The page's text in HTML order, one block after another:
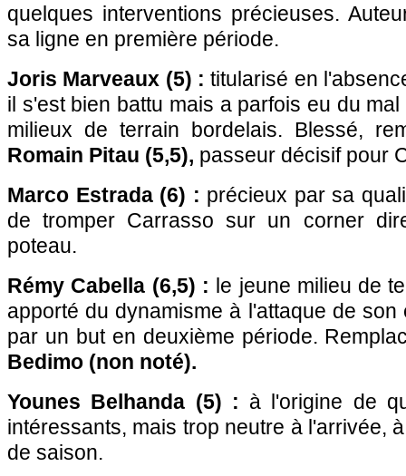
quelques interventions précieuses.
sa ligne en première période.
Joris Marveaux (5) : titularisé en
il s'est bien battu mais a parfois eu du
milieux de terrain bordelais. Blessé,
Romain Pitau (5,5), passeur décisif pour
Marco Estrada (6) : précieux par sa
de tromper Carrasso sur un corner
poteau.
Rémy Cabella (6,5) : le jeune milieu de
apporté du dynamisme à l'attaque de son
par un but en deuxième période.
Bedimo (non noté).
Younes Belhanda (5) : à l'origine de
intéressants, mais trop neutre à l'arrivée,
de saison.